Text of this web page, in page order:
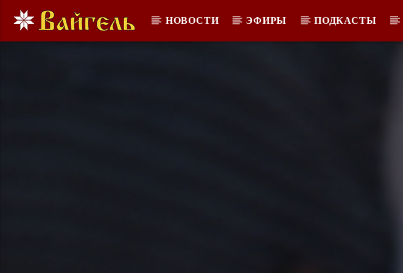
НОВОСТИ ЭФИРЫ ПОДКАСТЫ